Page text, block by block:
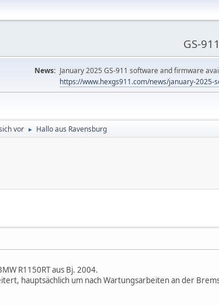
GS-
News: January 2025 GS-911 software and firmware
https://www.hexgs911.com/news/january-
vor ► Hallo aus Ravensburg
R1150RT aus Bj. 2004.
hauptsächlich um nach Wartungsarbeiten an der